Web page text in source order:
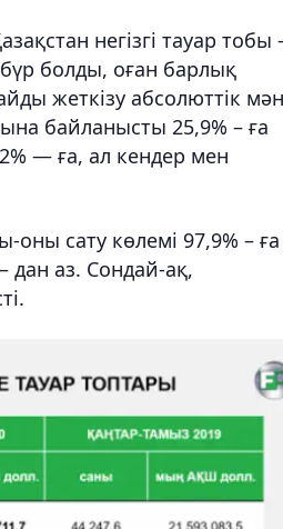
негізгі тауар
болды, оған барлық
жеткізу абсолюттік
байланысты 25,9% – ға
— ға, ал кендер мен
оны сату көлемі 97,9% – ға
дан аз. Сондай-ақ,